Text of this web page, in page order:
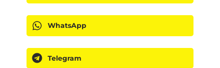
WhatsApp
Telegram